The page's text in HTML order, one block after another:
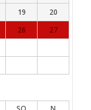
19
20
26
27